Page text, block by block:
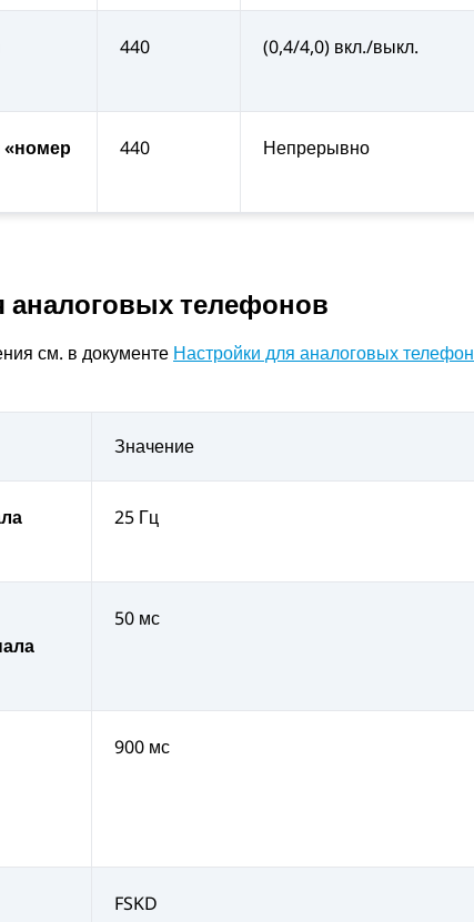
440 (0,4/4,0) вкл./выкл.
«номер
440 Непрерывно
аналоговых телефонов
см. в документе Настройки для аналоговых
Значение
25 Гц
50 мс
900 мс
FSKD